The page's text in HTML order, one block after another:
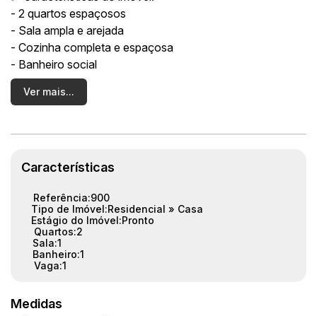
- 2 quartos espaçosos
- Sala ampla e arejada
- Cozinha completa e espaçosa
- Banheiro social
- Área coberta na frente
- Lavanderia
- Área total de 180m² e área útil de 70m²
💰 Aluguel por apenas R$2.800
Agende já a sua visita e venha conhecer essa incrível
oportunidade de moradia! Entre em contato pelo telefone
(XX) XXXX-XXXX. Aproveite essa chance de morar em
um lugar aconchegante e com tudo que você precisa.
Não perca essa oportunidade!
Ver mais...
Características
Referência:900
Tipo de Imóvel:Residencial » Casa
Estágio do Imóvel:Pronto
Quartos:2
Sala:1
Banheiro:1
Vaga:1
Medidas